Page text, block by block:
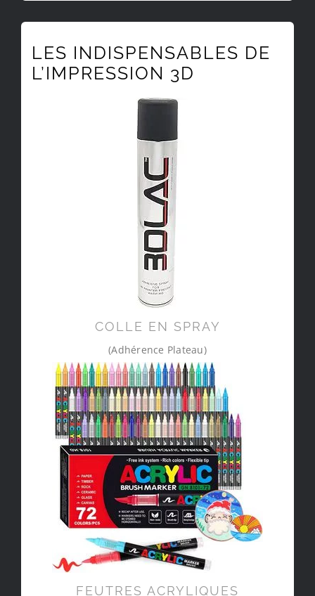
LES INDISPENSABLES DE
L’IMPRESSION 3D
COLLE EN SPRAY
(Adhérence Plateau)
FEUTRES ACRYLIQUES